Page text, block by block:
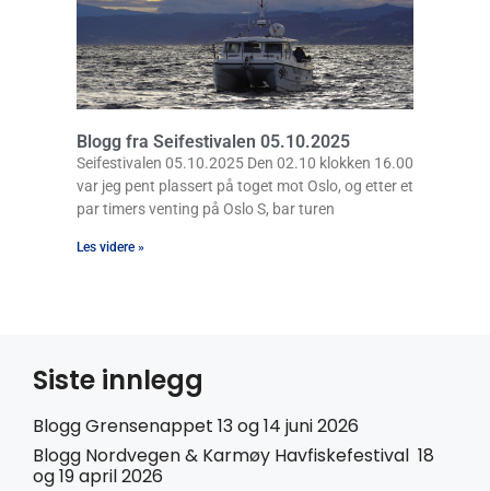
Blogg fra Seifestivalen 05.10.2025
Seifestivalen 05.10.2025 Den 02.10 klokken 16.00
var jeg pent plassert på toget mot Oslo, og etter et
par timers venting på Oslo S, bar turen
Les videre »
Siste innlegg
Blogg Grensenappet 13 og 14 juni 2026
Blogg Nordvegen & Karmøy Havfiskefestival 18
og 19 april 2026